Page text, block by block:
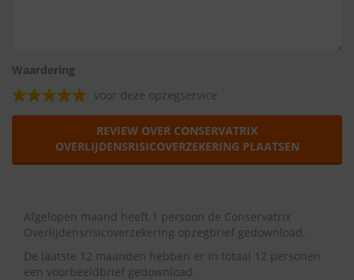
Waardering
voor deze opzegservice
REVIEW OVER CONSERVATRIX
OVERLIJDENSRISICOVERZEKERING PLAATSEN
Afgelopen maand heeft 1 persoon de Conservatrix
Overlijdensrisicoverzekering opzegbrief gedownload.
De laatste 12 maanden hebben er in totaal 12 personen
een voorbeeldbrief gedownload.